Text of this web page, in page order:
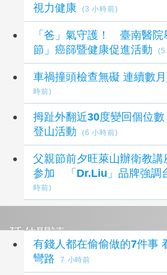
視力健康
(3 小時前)
「爸」氣守護！ 臺南醫院
節」癌篩暨健康促進活動
(5
車禍撞頭檢查
時前)
拇趾外翻近30度變回個位
登山活動
(6 小時前)
父親節前夕旺萊山辦衛教講
参加 「Dr.Liu」品牌強調
時前)
延伸閱讀
有錢人都在偷偷做的7件事
彎路
7 小時前